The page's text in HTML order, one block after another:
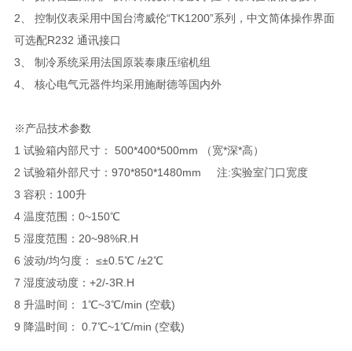
2、 控制仪表采用中国台湾威伦“TK1200”系列，中文简体操作界面
可选配R232 通讯接口
3、 制冷系统采用法国原装泰康压缩机组
4、 核心电气元器件均采用施耐德等国内外
※产品技术参数
1 试验箱内部尺寸： 500*400*500mm （宽*深*高）
2 试验箱外部尺寸：970*850*1480mm 注:实验室门口宽度
3 容积：100升
4 温度范围：0~150℃
5 湿度范围：20~98%R.H
6 波动/均匀度： ≤±0.5℃ /±2℃
7 湿度波动度：+2/-3R.H
8 升温时间： 1℃~3℃/min (空载)
9 降温时间： 0.7℃~1℃/min (空载)